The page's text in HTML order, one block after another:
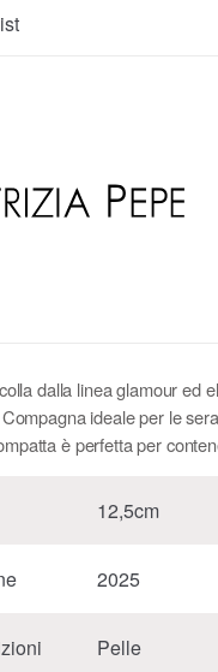
dalla linea glamour ed
ideale per le
è perfetta per
12,5cm
2025
Pelle